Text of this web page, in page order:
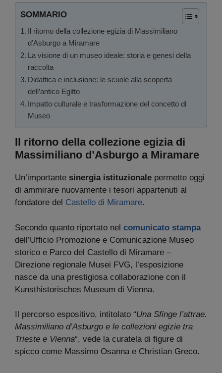
SOMMARIO
Il ritorno della collezione egizia di Massimiliano
d’Asburgo a Miramare
La visione di un museo ideale: storia e genesi della
raccolta
Didattica e inclusione: le scuole alla scoperta
dell’antico Egitto
Impatto culturale e trasformazione del concetto di
Museo
Il ritorno della collezione egizia di
Massimiliano d’Asburgo a Miramare
Un’importante sinergia istituzionale permette oggi
di ammirare nuovamente i tesori appartenuti al
fondatore del Castello di Miramare.
Secondo quanto riportato nel comunicato stampa
dell’Ufficio Promozione e Comunicazione Museo
storico e Parco del Castello di Miramare –
Direzione regionale Musei FVG, l’esposizione
nasce da una prestigiosa collaborazione con il
Kunsthistorisches Museum di Vienna.
Il percorso espositivo, intitolato “Una Sfinge l’attrae.
Massimiliano d’Asburgo e le collezioni egizie tra
Trieste e Vienna“, vede la curatela di figure di
spicco come Massimo Osanna e Christian Greco.